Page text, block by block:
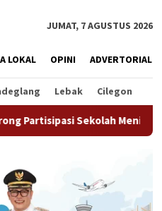
JUMAT, 7 AGUSTUS 2026
LOKAL OPINI ADVERTORIAL
Lebak Cilegon
Meningkat Pemkot